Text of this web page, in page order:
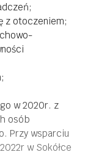
z otoczeniem;
w 2020r. z
osób
Przy wsparciu
w Sokółce